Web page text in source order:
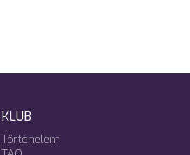
KLUB
Történelem